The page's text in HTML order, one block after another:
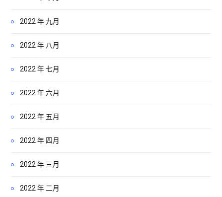
2022 年 九月
2022 年 八月
2022 年 七月
2022 年 六月
2022 年 五月
2022 年 四月
2022 年 三月
2022 年 二月